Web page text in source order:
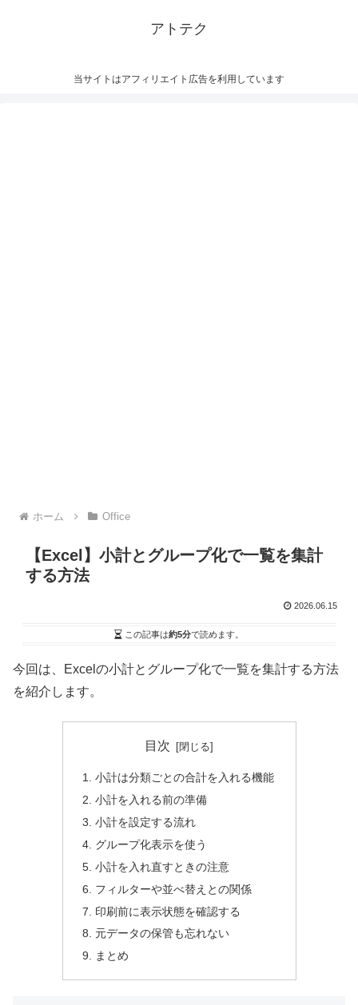
アトテク
当サイトはアフィリエイト広告を利用しています
ホーム Office
【Excel】小計とグループ化で一覧を集計
する方法
2026.06.15
この記事は約5分で読めます。
今回は、Excelの小計とグループ化で一覧を集計する方法
を紹介します。
目次
小計は分類ごとの合計を入れる機能
小計を入れる前の準備
小計を設定する流れ
グループ化表示を使う
小計を入れ直すときの注意
フィルターや並べ替えとの関係
印刷前に表示状態を確認する
元データの保管も忘れない
まとめ